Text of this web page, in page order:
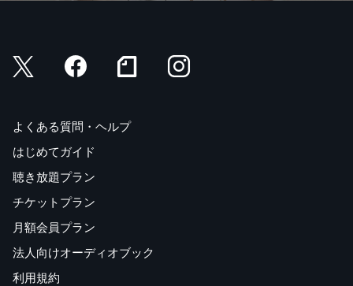
よくある質問・ヘルプ
はじめてガイド
聴き放題プラン
チケットプラン
月額会員プラン
法人向けオーディオブック
利用規約